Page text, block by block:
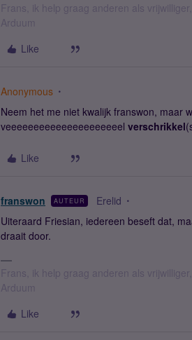
Frans, ik help graag anderen als
Arduum
Like
Anonymous
Neem het me niet kwalijk franswon, maar
veeeeeeeeeeeeeeeeeeeeel verschrikkel
Like
franswon AUTEUR Erelid
Uiteraard Friesian, iedereen beseft dat,
draait door.
Frans, ik help graag anderen als
Arduum
Like